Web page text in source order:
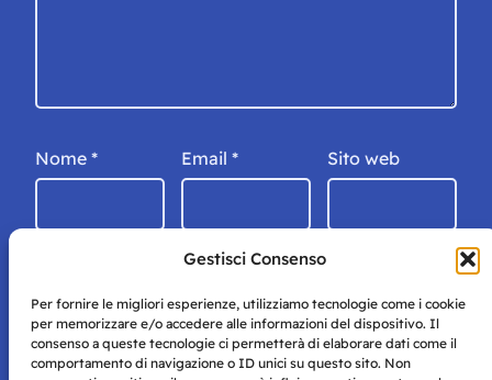
Gestisci Consenso
Per fornire le migliori esperienze, utilizziamo tecnologie come i cookie
per memorizzare e/o accedere alle informazioni del dispositivo. Il
consenso a queste tecnologie ci permetterà di elaborare dati come il
comportamento di navigazione o ID unici su questo sito. Non
Nome * Email * Sito web